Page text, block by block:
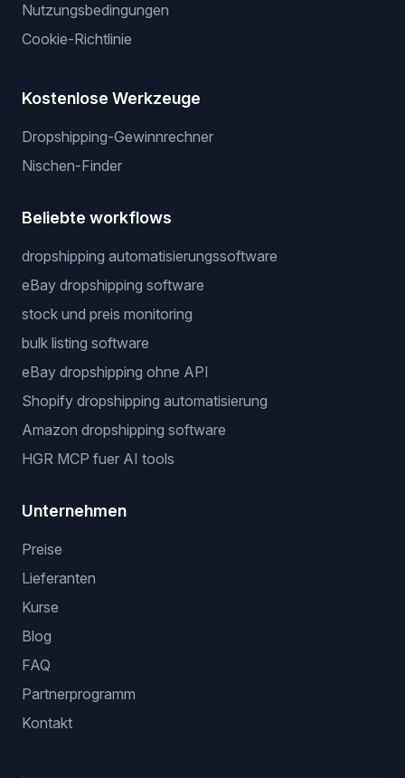
Nutzungsbedingungen
Cookie-Richtlinie
Kostenlose Werkzeuge
Dropshipping-Gewinnrechner
Nischen-Finder
Beliebte workflows
dropshipping automatisierungssoftware
eBay dropshipping software
stock und preis monitoring
bulk listing software
eBay dropshipping ohne API
Shopify dropshipping automatisierung
Amazon dropshipping software
HGR MCP fuer AI tools
Unternehmen
Preise
Lieferanten
Kurse
Blog
FAQ
Partnerprogramm
Kontakt